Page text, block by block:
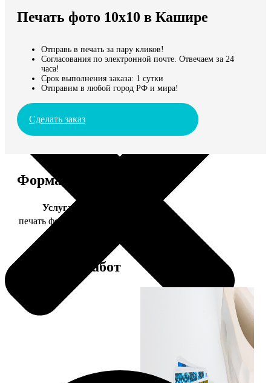
Мы доставляем по всему миру
Продолжить без города
Печать фото 10х10 в Кашире
Отправь в печать за пару кликов!
Согласования по электронной почте. Отвечаем за 24
часа!
Срок выполнения заказа: 1 сутки
Отправим в любой город РФ и мира!
Сделать заказ
Форматы и цены
Услуга
печать фото 10х10
Примеры работ